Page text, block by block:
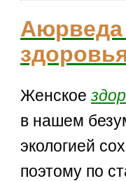
Аюрведа
Женское
в нашем
экологией
поэтому по